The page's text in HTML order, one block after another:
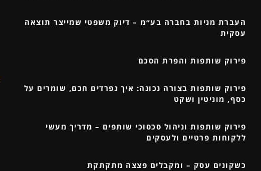
העברת מניות בחברה בע״מ – דיוק משפטי שמייצר תוצאה
עסקית
פירוק שותפות והפרת הסכם
פירוק שותפות בצורה נכונה: איך נפרדים חכם, שומרים על
כסף, מוניטין ושקט
פירוק שותפות וניהול סכסוכי שותפים – מדריך מעשי
ללקוחות פרטיים ולעסקים
כשקונים עסק – ומקבלים פצצה מתקתקת